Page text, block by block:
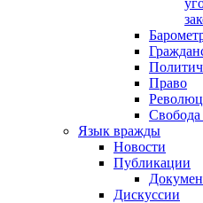
Право
Свобода
Язык вражды
Новости
Публикации
Дискуссии